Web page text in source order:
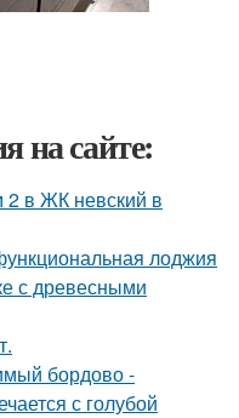
на сайте:
2 в ЖК невский в
лоджия
с древесными
бордово -
с голубой